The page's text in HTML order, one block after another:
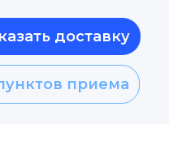
приема
доставку